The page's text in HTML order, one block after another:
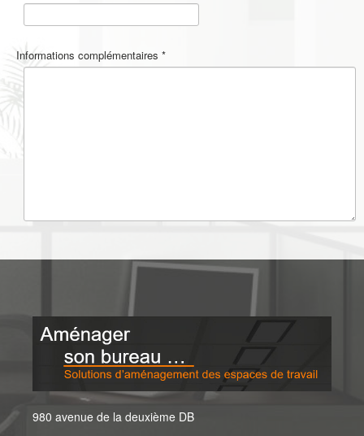
Informations complémentaires *
980 avenue de la deuxième DB